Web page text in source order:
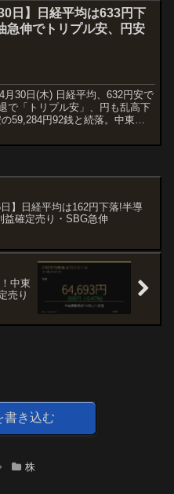
30日】日経平均は633円下
急伸でトリプル安、円安
30日(木) 日経平均、632円安で
で「トリプル安」、円も乱高下
59,284円92銭と続落。中東情
日】日経平均は162円下落!半導
益確定売り・SBG急伸
中東
売り
書き込む
株